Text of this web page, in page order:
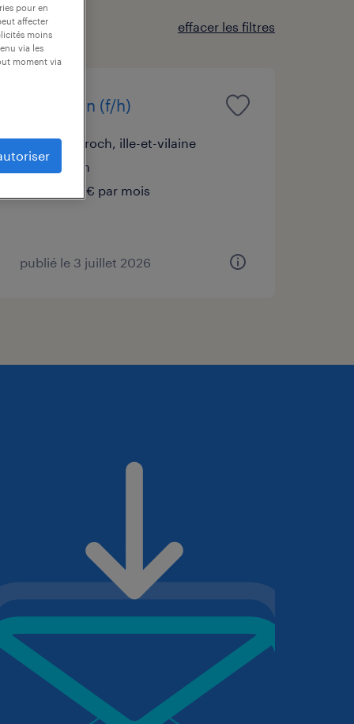
effacer les filtres
laborantin (f/h)
maen roch, ille-et-vilaine
intérim
2 050 € par mois
publié le 3 juillet 2026
pour en
affecter
moins
via les
moment via